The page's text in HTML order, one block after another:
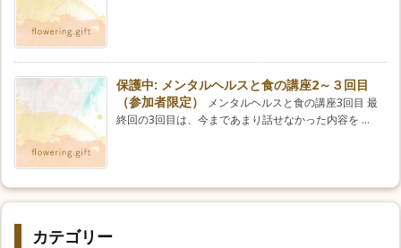
保護中: メンタルヘルスと食の講座2～３回目
（参加者限定）
メンタルヘルスと食の講座3回目 最
終回の3回目は、今まであまり話せなかった内容を ...
カテゴリー